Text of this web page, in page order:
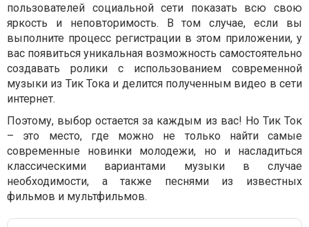
пользователей социальной сети показать всю свою
яркость и неповторимость. В том случае, если вы
выполните процесс регистрации в этом приложении, у
вас появиться уникальная возможность самостоятельно
создавать ролики с использованием современной
музыки из Тик Тока и делится полученным видео в сети
интернет.
Поэтому, выбор остается за каждым из вас! Но Тик Ток
– это место, где можно не только найти самые
современные новинки молодежи, но и насладиться
классическими вариантами музыки в случае
необходимости, а также песнями из известных
фильмов и мультфильмов.